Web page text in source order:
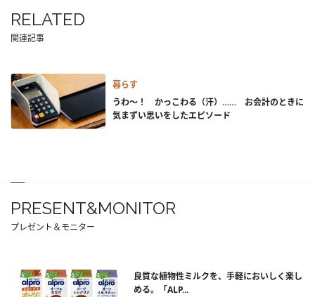
RELATED
関連記事
暮らす
うわ～！ かっこわる（汗）…… お会計のときに
気まずい思いをしたエピソード
PRESENT&MONITOR
プレゼント＆モニター
良質な植物性ミルクを、手軽においしく楽し
める。「ALP...